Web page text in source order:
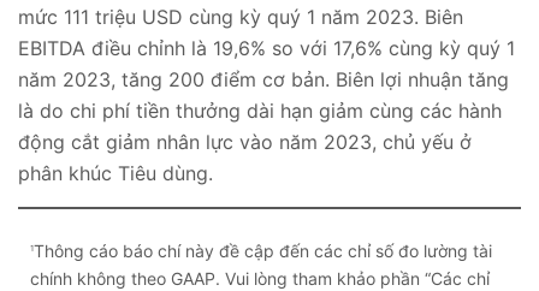
mức 111 triệu USD cùng kỳ quý 1 năm 2023. Biên
EBITDA điều chỉnh là 19,6% so với 17,6% cùng kỳ quý 1
năm 2023, tăng 200 điểm cơ bản. Biên lợi nhuận tăng
là do chi phí tiền thưởng dài hạn giảm cùng các hành
động cắt giảm nhân lực vào năm 2023, chủ yếu ở
phân khúc Tiêu dùng.
1Thông cáo báo chí này đề cập đến các chỉ số đo lường tài
chính không theo GAAP. Vui lòng tham khảo phần “Các chỉ